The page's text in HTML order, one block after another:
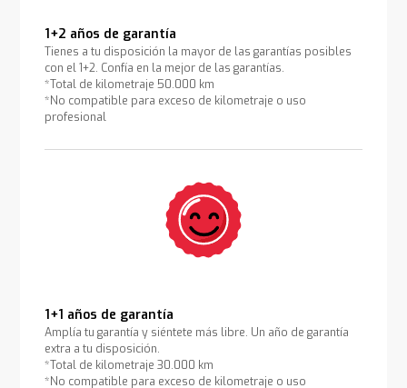
1+2 años de garantía
Tienes a tu disposición la mayor de las garantías posibles
con el 1+2. Confía en la mejor de las garantías.
*Total de kilometraje 50.000 km
*No compatible para exceso de kilometraje o uso
profesional
1+1 años de garantía
Amplía tu garantía y siéntete más libre. Un año de garantía
extra a tu disposición.
*Total de kilometraje 30.000 km
*No compatible para exceso de kilometraje o uso